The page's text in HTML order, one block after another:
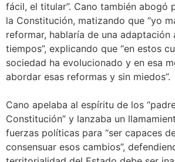
fácil, el titular”. Cano también abogó
la Constitución, matizando que “yo
reformar, hablaría de una adaptación
tiempos”, explicando que “en estos
sociedad ha evolucionado y en esa
abordar esas reformas y sin miedos”.
Cano apelaba al espíritu de los
Constitución” y lanzaba un
fuerzas políticas para “ser capaces
consensuar esos cambios”,